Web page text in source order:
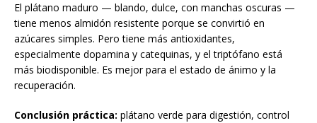
El plátano maduro — blando, dulce, con manchas oscuras —
tiene menos almidón resistente porque se convirtió en
azúcares simples. Pero tiene más antioxidantes,
especialmente dopamina y catequinas, y el triptófano está
más biodisponible. Es mejor para el estado de ánimo y la
recuperación.
Conclusión práctica: plátano verde para digestión, control